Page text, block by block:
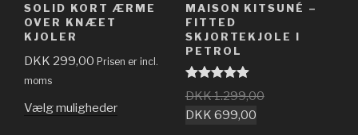
SOLID KORT ÆRME
OVER KNÆET
KJOLER
DKK 299,00 Prisen er incl.
moms
Vælg muligheder
MAISON KITSUNÉ –
FITTED
SKJORTEKJOLE I
PETROL
Vurderet
5.00 ud af 5
DKK1.299,00
DKK 699,00